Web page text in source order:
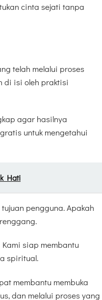
cinta sejati tanpa
telah melalui proses
di isi oleh praktisi
agar hasilnya
untuk mengetahui
Hati
pengguna. Apakah
siap membantu
spiritual.
membantu membuka
dan melalui proses yang